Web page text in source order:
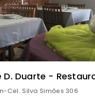
D. Duarte -
Cel. Silva Simões 306